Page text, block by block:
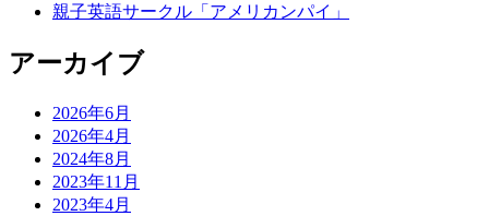
親子英語サークル「アメリカンパイ」
アーカイブ
2026年6月
2026年4月
2024年8月
2023年11月
2023年4月